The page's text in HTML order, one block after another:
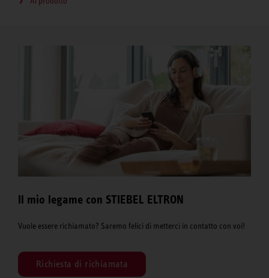
Il mio legame con STIEBEL ELTRON
Vuole essere richiamato? Saremo felici di metterci in contatto con voi!
Richiesta di richiamata